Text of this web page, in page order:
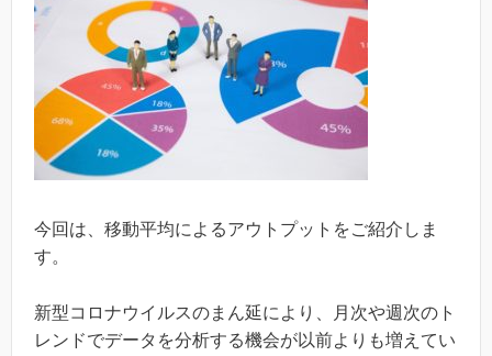
今回は、移動平均によるアウトプットをご紹介しま
す。
新型コロナウイルスのまん延により、月次や週次のト
レンドでデータを分析する機会が以前よりも増えてい